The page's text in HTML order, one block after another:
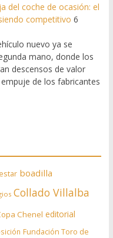
del coche de ocasión: el
competitivo 6
nuevo ya se
mano, donde los
descensos de valor
de los fabricantes
boadilla
Collado Villalba
Chenel editorial
Fundación Toro de